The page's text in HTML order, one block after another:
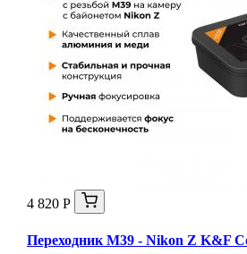
4 820 Р
Переходник M39 - Nikon Z K&F